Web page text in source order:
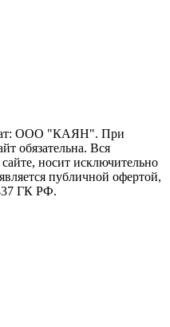
ООО "КАЯН". При
обязательна. Вся
носит исключительно
публичной офертой,
ГК РФ.